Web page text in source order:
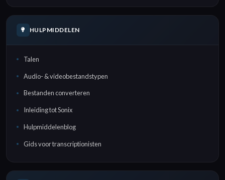
HULPMIDDELEN
Talen
Audio- & videobestandstypen
Bestanden converteren
Inleiding tot Sonix
Hulpmiddelenblog
Gids voor transcriptionisten